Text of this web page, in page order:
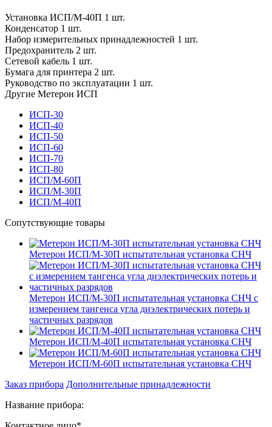
Установка ИСП/М-40П 1 шт.
Конденсатор 1 шт.
Набор измерительных принадлежностей 1 шт.
Предохранитель 2 шт.
Сетевой кабель 1 шт.
Бумага для принтера 2 шт.
Руководство по эксплуатации 1 шт.
Другие Метерон ИСП
ИСП-30
ИСП-40
ИСП-50
ИСП-60
ИСП-70
ИСП-80
ИСП/М-60П
ИСП/М-30П
ИСП/М-40П
Сопутствующие товары
Метерон ИСП/М-30П испытательная установка СНЧ
Метерон ИСП/М-30П испытательная установка СНЧ с
измерением тангенса угла диэлектрических потерь и
частичных разрядов
Метерон ИСП/М-40П испытательная установка СНЧ
Метерон ИСП/М-60П испытательная установка СНЧ
Заказ прибора Дополнительные принадлежности
Название прибора: